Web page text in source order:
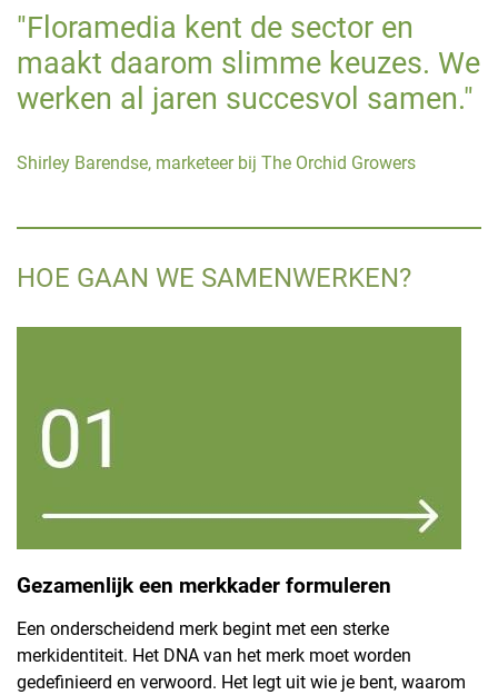
"Floramedia kent de sector en
maakt daarom slimme keuzes. We
werken al jaren succesvol samen."
Shirley Barendse, marketeer bij The Orchid Growers
HOE GAAN WE SAMENWERKEN?
Gezamenlijk een merkkader formuleren
Een onderscheidend merk begint met een sterke
merkidentiteit. Het DNA van het merk moet worden
gedefinieerd en verwoord. Het legt uit wie je bent, waarom